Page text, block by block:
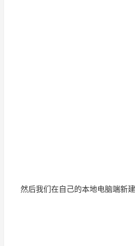
然后我们在自己的本地电脑端新